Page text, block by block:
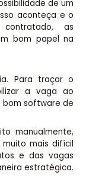
de um
aconteça e o
as
bom papel na
Para traçar o
a vaga ao
bom software de
manualmente,
mais difícil
e das vagas
estratégica.